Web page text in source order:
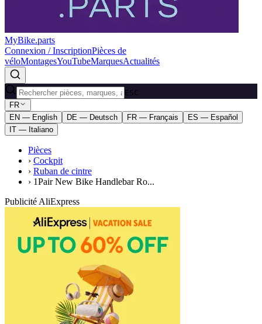
MyBike.parts
Connexion / InscriptionPièces de
véloMontagesYouTubeMarquesActualités
ESC
FR
EN — English
DE — Deutsch FR — Français
ES — Español
IT — Italiano
Pièces
› Cockpit
› Ruban de cintre
› 1Pair New Bike Handlebar Ro...
Publicité AliExpress